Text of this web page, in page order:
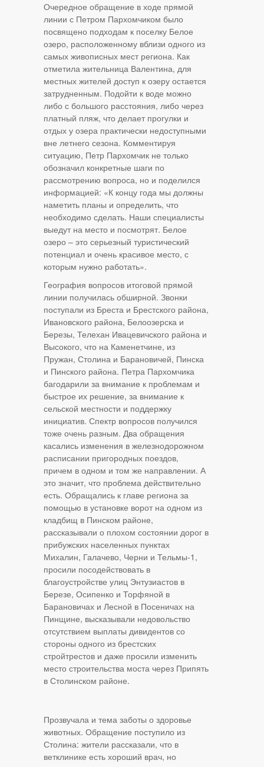
Очередное обращение в ходе прямой
линии с Петром Пархомчиком было
посвящено подходам к поселку Белое
озеро, расположенному вблизи одного из
самых живописных мест региона. Как
отметила жительница Валентина, для
местных жителей доступ к озеру остается
затрудненным. Подойти к воде можно
либо с большого расстояния, либо через
платный пляж, что делает прогулки и
отдых у озера практически недоступными
вне летнего сезона. Комментируя
ситуацию, Петр Пархомчик не только
обозначил конкретные шаги по
рассмотрению вопроса, но и поделился
информацией: «К концу года мы должны
наметить планы и определить, что
необходимо сделать. Наши специалисты
выедут на место и посмотрят. Белое
озеро – это серьезный туристический
потенциал и очень красивое место, с
которым нужно работать».
География вопросов итоговой прямой
линии получилась обширной. Звонки
поступали из Бреста и Брестского района,
Ивановского района, Белоозерска и
Березы, Телехан Ивацевичского района и
Высокого, что на Каменетчине, из
Пружан, Столина и Барановичей, Пинска
и Пинского района. Петра Пархомчика
багодарили за внимание к проблемам и
быстрое их решение, за внимание к
сельской местности и поддержку
инициатив. Спектр вопросов получился
тоже очень разным. Два обращения
касались изменения в железнодорожном
расписании пригородных поездов,
причем в одном и том же направлении. А
это значит, что проблема действительно
есть. Обращались к главе региона за
помощью в установке ворот на одном из
кладбищ в Пинском районе,
рассказывали о плохом состоянии дорог в
прибужских населенных пунктах
Михалин, Галачево, Черни и Тельмы-1,
просили посодействовать в
благоустройстве улиц Энтузиастов в
Березе, Осипенко и Торфяной в
Барановичах и Лесной в Посеничах на
Пинщине, высказывали недовольство
отсутствием выплаты дивидентов со
стороны одного из брестских
стройтрестов и даже просили изменить
место строительства моста через Припять
в Столинском районе.
Прозвучала и тема заботы о здоровье
животных. Обращение поступило из
Столина: жители рассказали, что в
ветклинике есть хороший врач, но